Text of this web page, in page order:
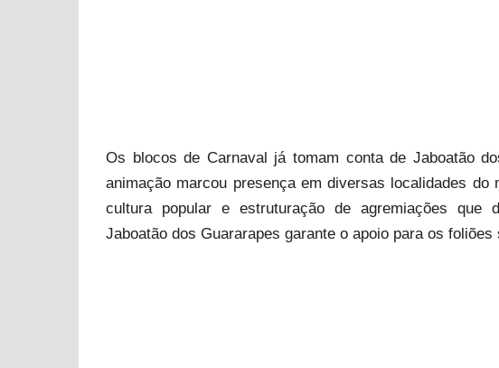
Os blocos de Carnaval já tomam conta de Jaboatão
animação marcou presença em diversas localidades do
cultura popular e estruturação de agremiações que
Jaboatão dos Guararapes garante o apoio para os